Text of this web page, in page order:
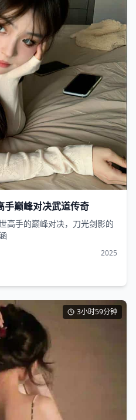
手巅峰对决武道传奇
高手的巅峰对决，刀光剑影的
2025
3小时59分钟